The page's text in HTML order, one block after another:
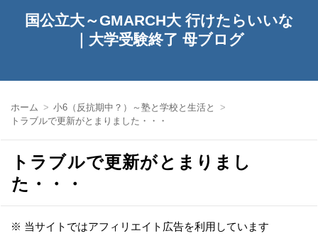
国公立大～GMARCH大 行けたらいいな
｜大学受験終了 母ブログ
ホーム
小6（反抗期中？）～塾と学校と生活と
トラブルで更新がとまりました・・・
トラブルで更新がとまりまし
た・・・
※ 当サイトではアフィリエイト広告を利用しています